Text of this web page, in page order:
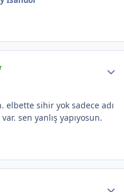
elbette sihir yok sadece adı
sen yanlış yapıyosun.